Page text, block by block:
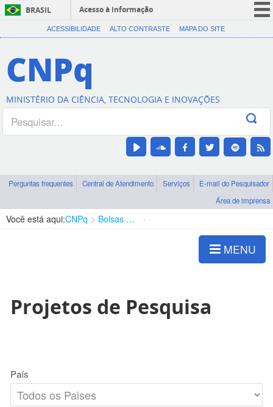
BRASIL
Acesso à informação
CORONAVÍRUS (COVID-19)
Canais
ACESSIBILIDADE ALTO CONTRASTE MAPA DO SITE
CNPq
MINISTÉRIO DA CIÊNCIA, TECNOLOGIA E INOVAÇÕES
Perguntas frequentes Central de Atendimento Serviços
E-mail do Pesquisador
Área de imprensa
Você está aqui:CNPq Bolsas e Auxílios Vigentes
MENU
Projetos de Pesquisa
País